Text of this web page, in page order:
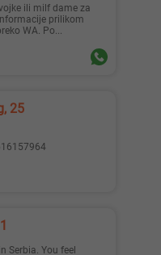
prilikom
WA. Po...
25